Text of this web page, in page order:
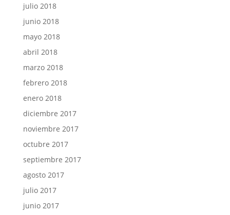
julio 2018
junio 2018
mayo 2018
abril 2018
marzo 2018
febrero 2018
enero 2018
diciembre 2017
noviembre 2017
octubre 2017
septiembre 2017
agosto 2017
julio 2017
junio 2017